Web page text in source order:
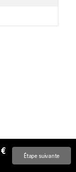
Étape suivante